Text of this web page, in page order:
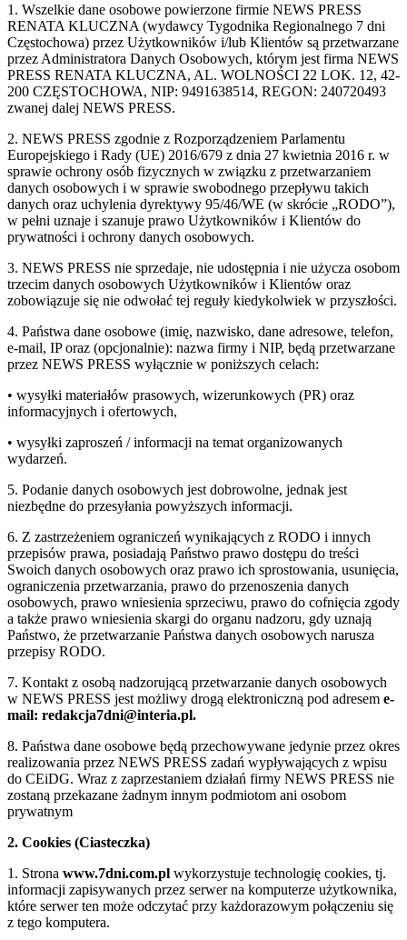
1. Wszelkie dane osobowe powierzone firmie NEWS PRESS
RENATA KLUCZNA (wydawcy Tygodnika Regionalnego 7 dni
Częstochowa) przez Użytkowników i/lub Klientów są przetwarzane
przez Administratora Danych Osobowych, którym jest firma NEWS
PRESS RENATA KLUCZNA, AL. WOLNOŚCI 22 LOK. 12, 42-
200 CZĘSTOCHOWA, NIP: 9491638514, REGON: 240720493
zwanej dalej NEWS PRESS.
2. NEWS PRESS zgodnie z Rozporządzeniem Parlamentu
Europejskiego i Rady (UE) 2016/679 z dnia 27 kwietnia 2016 r. w
sprawie ochrony osób fizycznych w związku z przetwarzaniem
danych osobowych i w sprawie swobodnego przepływu takich
danych oraz uchylenia dyrektywy 95/46/WE (w skrócie „RODO”),
w pełni uznaje i szanuje prawo Użytkowników i Klientów do
prywatności i ochrony danych osobowych.
3. NEWS PRESS nie sprzedaje, nie udostępnia i nie użycza osobom
trzecim danych osobowych Użytkowników i Klientów oraz
zobowiązuje się nie odwołać tej reguły kiedykolwiek w przyszłości.
4. Państwa dane osobowe (imię, nazwisko, dane adresowe, telefon,
e-mail, IP oraz (opcjonalnie): nazwa firmy i NIP, będą przetwarzane
przez NEWS PRESS wyłącznie w poniższych celach:
• wysyłki materiałów prasowych, wizerunkowych (PR) oraz
informacyjnych i ofertowych,
• wysyłki zaproszeń / informacji na temat organizowanych
wydarzeń.
5. Podanie danych osobowych jest dobrowolne, jednak jest
niezbędne do przesyłania powyższych informacji.
6. Z zastrzeżeniem ograniczeń wynikających z RODO i innych
przepisów prawa, posiadają Państwo prawo dostępu do treści
Swoich danych osobowych oraz prawo ich sprostowania, usunięcia,
ograniczenia przetwarzania, prawo do przenoszenia danych
osobowych, prawo wniesienia sprzeciwu, prawo do cofnięcia zgody
a także prawo wniesienia skargi do organu nadzoru, gdy uznają
Państwo, że przetwarzanie Państwa danych osobowych narusza
przepisy RODO.
7. Kontakt z osobą nadzorującą przetwarzanie danych osobowych
w NEWS PRESS jest możliwy drogą elektroniczną pod adresem e-
mail: redakcja7dni@interia.pl.
8. Państwa dane osobowe będą przechowywane jedynie przez okres
realizowania przez NEWS PRESS zadań wypływających z wpisu
do CEiDG. Wraz z zaprzestaniem działań firmy NEWS PRESS nie
zostaną przekazane żadnym innym podmiotom ani osobom
prywatnym
2. Cookies (Ciasteczka)
1. Strona www.7dni.com.pl wykorzystuje technologię cookies, tj.
informacji zapisywanych przez serwer na komputerze użytkownika,
które serwer ten może odczytać przy każdorazowym połączeniu się
z tego komputera.